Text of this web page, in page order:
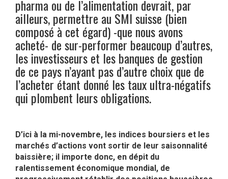
pharma ou de l’alimentation devrait, par
ailleurs, permettre au SMI suisse (bien
composé à cet égard) -que nous avons
acheté- de sur-performer beaucoup d’autres,
les investisseurs et les banques de gestion
de ce pays n’ayant pas d’autre choix que de
l’acheter étant donné les taux ultra-négatifs
qui plombent leurs obligations.
D’ici à la mi-novembre, les indices boursiers et les
marchés d’actions vont sortir de leur saisonnalité
baissière; il importe donc, en dépit du
ralentissement économique mondial, de